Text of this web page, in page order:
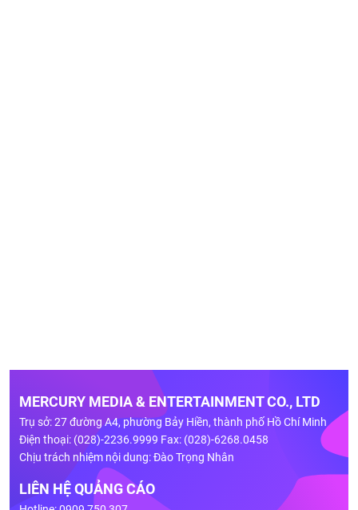
MERCURY MEDIA & ENTERTAINMENT CO., LTD
Trụ sở: 27 đường A4, phường Bảy Hiền, thành phố Hồ Chí Minh
Điện thoại: (028)-2236.9999 Fax: (028)-6268.0458
Chịu trách nhiệm nội dung: Đào Trọng Nhân
LIÊN HỆ QUẢNG CÁO